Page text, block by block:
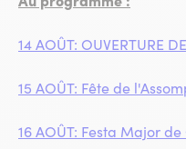
14 AOÛT: OUVERTURE
15 AOÛT: Fête de
16 AOÛT: Festa Major